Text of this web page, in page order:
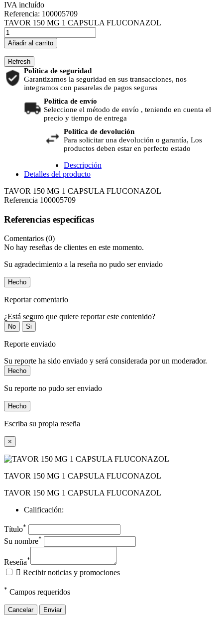
IVA incluído
Referencia: 100005709
TAVOR 150 MG 1 CAPSULA FLUCONAZOL
Añadir al carrito
Política de seguridad
Garantizamos la seguridad en sus transacciones, nos
integramos con pasarelas de pagos seguras
Política de envío
Seleccione el método de envío , teniendo en cuenta el
precio y tiempo de entrega
Política de devolución
Para solicitar una devolución o garantía, Los
productos deben estar en perfecto estado
Descripción
Detalles del producto
TAVOR 150 MG 1 CAPSULA FLUCONAZOL
Referencia 100005709
Referencias específicas
Comentarios (0)
No hay reseñas de clientes en este momento.
Su agradecimiento a la reseña no pudo ser enviado
Hecho
Reportar comentario
¿Está seguro que quiere reportar este contenido?
No Si
Reporte enviado
Su reporte ha sido enviado y será considerada por un moderador.
Hecho
Su reporte no pudo ser enviado
Hecho
Escriba su propia reseña
×
TAVOR 150 MG 1 CAPSULA FLUCONAZOL
TAVOR 150 MG 1 CAPSULA FLUCONAZOL
Calificación:
Título*
Su nombre*
Reseña*
 Recibir noticias y promociones
* Campos requeridos
Cancelar Enviar